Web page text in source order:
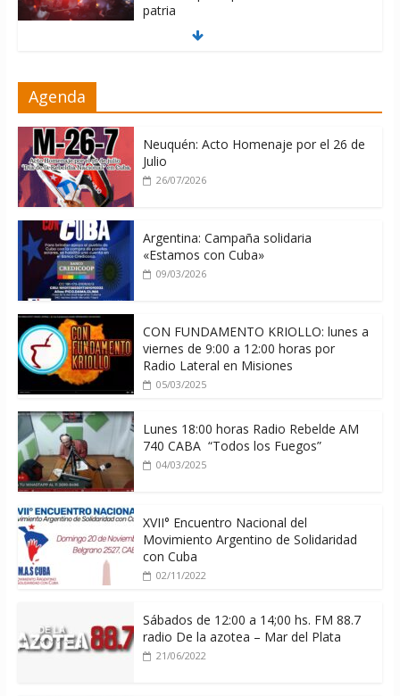
patria
06/08/2026
06/08/2026
Agenda
Neuquén: Acto Homenaje por el 26 de
Julio
26/07/2026
Argentina: Campaña solidaria
«Estamos con Cuba»
09/03/2026
CON FUNDAMENTO KRIOLLO: lunes a
viernes de 9:00 a 12:00 horas por
Radio Lateral en Misiones
05/03/2025
Lunes 18:00 horas Radio Rebelde AM
740 CABA “Todos los Fuegos”
04/03/2025
XVII° Encuentro Nacional del
Movimiento Argentino de Solidaridad
con Cuba
02/11/2022
Sábados de 12:00 a 14;00 hs. FM 88.7
radio De la azotea – Mar del Plata
21/06/2022